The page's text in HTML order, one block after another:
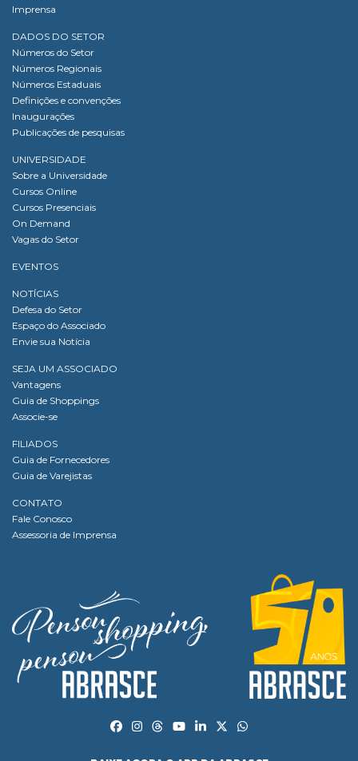
Imprensa
DADOS DO SETOR
Números do Setor
Números Regionais
Números Estaduais
Definições e convenções
Inaugurações
Publicações de pesquisas
UNIVERSIDADE
Sobre a Universidade
Cursos Online
Cursos Presenciais
On Demand
Vagas do Setor
EVENTOS
NOTÍCIAS
Defesa do Setor
Espaço do Associado
Envie sua Notícia
SEJA UM ASSOCIADO
Vantagens
Guia de Shoppings
Associe-se
FILIADOS
Guia de Fornecedores
Guia de Varejistas
CONTATO
Fale Conosco
Assessoria de Imprensa